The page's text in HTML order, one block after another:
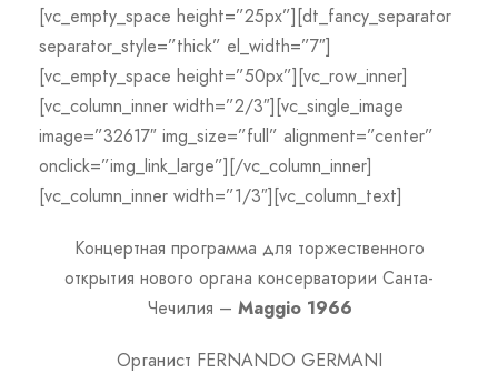
[vc_empty_space height=”25px”][dt_fancy_separator
separator_style=”thick” el_width=”7″]
[vc_empty_space height=”50px”][vc_row_inner]
[vc_column_inner width=”2/3″][vc_single_image
image=”32617″ img_size=”full” alignment=”center”
onclick=”img_link_large”][/vc_column_inner]
[vc_column_inner width=”1/3″][vc_column_text]
Концертная программа для торжественного
открытия нового органа консерватории Санта-
Чечилия – Maggio1966
Органист FERNANDO GERMANI